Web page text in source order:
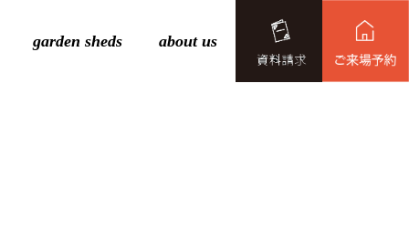
garden sheds about us